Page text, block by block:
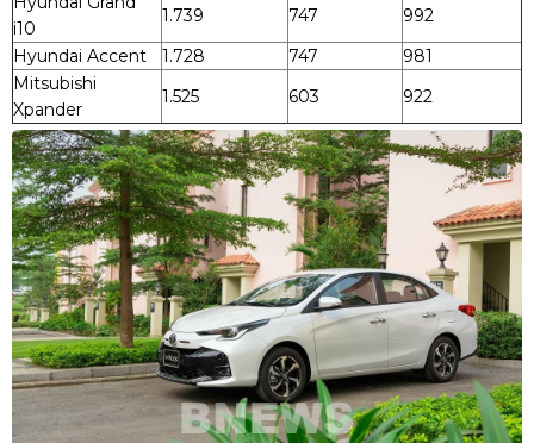
i10
1.739 747
992
Hyundai Accent
1.728 747
981
Mitsubishi
Xpander
1.525 603 922